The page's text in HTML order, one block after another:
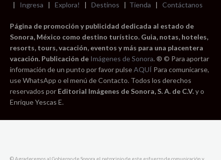
| Ingresa | Explora! | Destinos | Tienda | Contáctanos
Página de promoción y publicidad dedicada al estado de
Sonora, México como destino turístico. Guia, notas, hoteles,
resorts, tours, vacación, eventos y más para una placentera
vacación. Publicación de Imágenes de Sonora. ® © Para aportar
información de un punto por favor pulseAQUÍ Para comunicarse,
use WhatsApp o el menú de Contacto. Todos los derechos
reservados por Editorial Imágenes de Sonora, S. A. de C.V.y o
Enrique Yescas E.
© Agradecemos al Gobierno de Sonora el patrocinio de este esfuerzo de comunicación y